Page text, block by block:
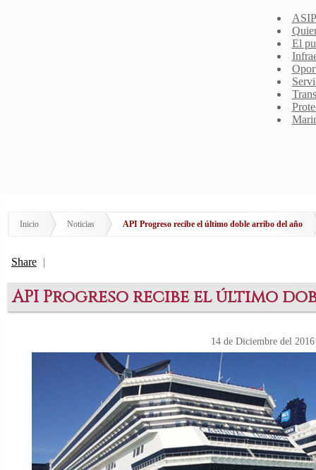
El
Inicio Noticias API Progreso recibe el último doble arribo del año
Share |
API Progreso recibe el último
14 de Diciembre del 2016